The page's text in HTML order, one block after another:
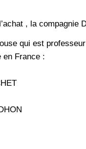
, la compagnie
qui est
en France :